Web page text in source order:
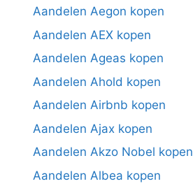
Aandelen Aegon kopen
Aandelen AEX kopen
Aandelen Ageas kopen
Aandelen Ahold kopen
Aandelen Airbnb kopen
Aandelen Ajax kopen
Aandelen Akzo Nobel kopen
Aandelen Albea kopen